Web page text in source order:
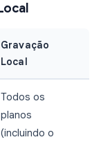
Gravação
Local
Todos os
planos
(incluindo o